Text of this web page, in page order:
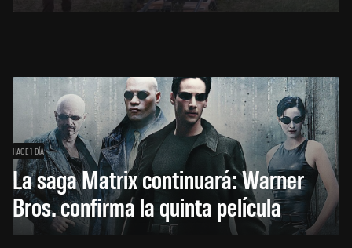
HACE 1 DÍA
La saga Matrix continuará: Warner
Bros. confirma la quinta película